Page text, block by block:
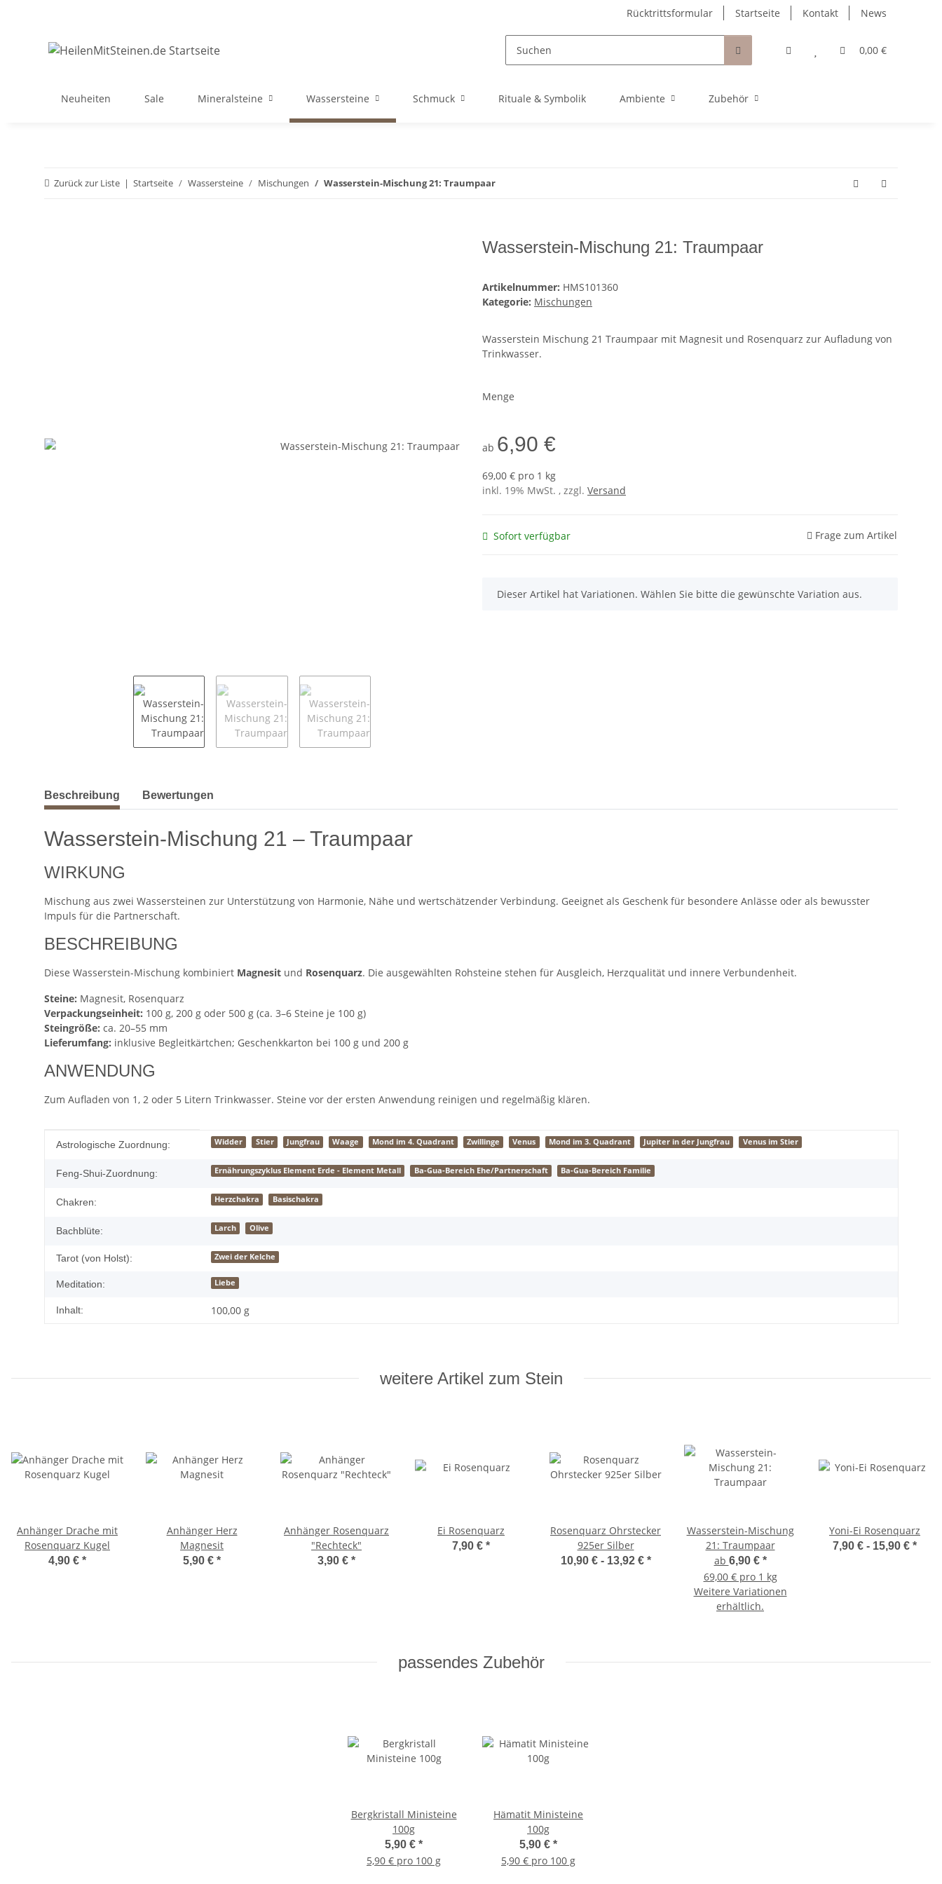
Rücktrittsformular Startseite Kontakt News
0,00 €
Neuheiten Sale Mineralsteine Wassersteine Schmuck Rituale & Symbolik Ambiente Zubehör
Zurück zur Liste Startseite Wassersteine Mischungen Wasserstein-Mischung 21: Traumpaar
Wasserstein-Mischung 21: Traumpaar
Artikelnummer: HMS101360
Kategorie: Mischungen
Wasserstein Mischung 21 Traumpaar mit Magnesit und Rosenquarz zur Aufladung von
Trinkwasser.
Menge
ab 6,90 €
69,00 € pro 1 kg
inkl. 19% MwSt. , zzgl. Versand
Sofort verfügbar Frage zum Artikel
x
Dieser Artikel hat Variationen. Wählen Sie bitte die gewünschte Variation aus.
weitere Registerkarten anzeigen
Beschreibung Bewertungen
Wasserstein-Mischung 21 – Traumpaar
WIRKUNG
Mischung aus zwei Wassersteinen zur Unterstützung von Harmonie, Nähe und wertschätzender Verbindung. Geeignet als Geschenk für besondere Anlässe oder als bewusster
Impuls für die Partnerschaft.
BESCHREIBUNG
Diese Wasserstein-Mischung kombiniert Magnesit und Rosenquarz. Die ausgewählten Rohsteine stehen für Ausgleich, Herzqualität und innere Verbundenheit.
Steine: Magnesit, Rosenquarz
Verpackungseinheit: 100 g, 200 g oder 500 g (ca. 3–6 Steine je 100 g)
Steingröße: ca. 20–55 mm
Lieferumfang: inklusive Begleitkärtchen; Geschenkkarton bei 100 g und 200 g
ANWENDUNG
Zum Aufladen von 1, 2 oder 5 Litern Trinkwasser. Steine vor der ersten Anwendung reinigen und regelmäßig klären.
Produkteigenschaft
Wert
Astrologische Zuordnung: Widder Stier Jungfrau Waage Mond im 4. Quadrant Zwillinge Venus Mond im 3. Quadrant Jupiter in der Jungfrau Venus im Stier
Feng-Shui-Zuordnung: Ernährungszyklus Element Erde - Element Metall Ba-Gua-Bereich Ehe/Partnerschaft Ba-Gua-Bereich Familie
Chakren: Herzchakra Basischakra
Bachblüte: Larch Olive
Tarot (von Holst): Zwei der Kelche
Meditation: Liebe
Inhalt: 100,00 g
weitere Artikel zum Stein
Anhänger Drache mit
Rosenquarz Kugel
4,90 € *
Anhänger Herz
Magnesit
5,90 € *
Anhänger Rosenquarz
"Rechteck"
3,90 € *
Ei Rosenquarz
7,90 € *
Rosenquarz Ohrstecker
925er Silber
10,90 € - 13,92 € *
Wasserstein-Mischung
21: Traumpaar
ab 6,90 € *
69,00 € pro 1 kg
Weitere Variationen
erhältlich.
Yoni-Ei Rosenquarz
7,90 € - 15,90 € *
passendes Zubehör
Bergkristall Ministeine
100g
5,90 € *
5,90 € pro 100 g
Hämatit Ministeine
100g
5,90 € *
5,90 € pro 100 g